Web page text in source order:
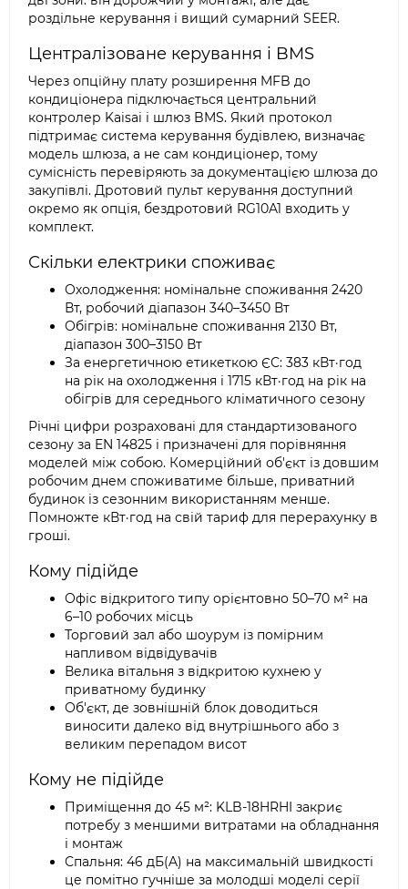
роздільне керування і вищий сумарний SEER.
Централізоване керування і BMS
Через опційну плату розширення MFB до
кондиціонера підключається центральний
контролер Kaisai і шлюз BMS. Який протокол
підтримає система керування будівлею, визначає
модель шлюза, а не сам кондиціонер, тому
сумісність перевіряють за документацією шлюза до
закупівлі. Дротовий пульт керування доступний
окремо як опція, бездротовий RG10A1 входить у
комплект.
Скільки електрики споживає
Охолодження: номінальне споживання 2420
Вт, робочий діапазон 340–3450 Вт
Обігрів: номінальне споживання 2130 Вт,
діапазон 300–3150 Вт
За енергетичною етикеткою ЄС: 383 кВт·год
на рік на охолодження і 1715 кВт·год на рік на
обігрів для середнього кліматичного сезону
Річні цифри розраховані для стандартизованого
сезону за EN 14825 і призначені для порівняння
моделей між собою. Комерційний об'єкт із довшим
робочим днем споживатиме більше, приватний
будинок із сезонним використанням менше.
Помножте кВт·год на свій тариф для перерахунку в
гроші.
Кому підійде
Офіс відкритого типу орієнтовно 50–70 м² на
6–10 робочих місць
Торговий зал або шоурум із помірним
напливом відвідувачів
Велика вітальня з відкритою кухнею у
приватному будинку
Об'єкт, де зовнішній блок доводиться
виносити далеко від внутрішнього або з
великим перепадом висот
Кому не підійде
Приміщення до 45 м²: KLB-18HRHI закриє
потребу з меншими витратами на обладнання
і монтаж
Спальня: 46 дБ(A) на максимальній швидкості
це помітно гучніше за молодші моделі серії